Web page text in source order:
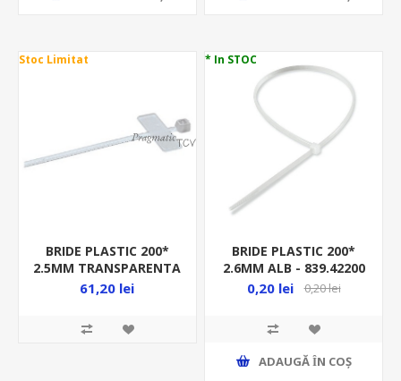
Stoc Limitat
BRIDE PLASTIC 200*
2.5MM TRANSPARENTA
- 100BUC/PUNGA -
61,20 lei
* In STOC
BRIDE PLASTIC 200*
2.6MM ALB - 839.42200
0,20 lei 0,20 lei
ADAUGĂ ȊN COŞ